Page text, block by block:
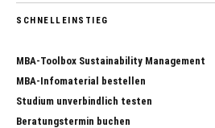
SCHNELLEINSTIEG
MBA-Toolbox Sustainability Management
MBA-Infomaterial bestellen
Studium unverbindlich testen
Beratungstermin buchen